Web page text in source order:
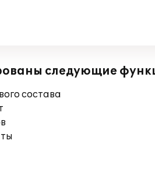
следующие
состава